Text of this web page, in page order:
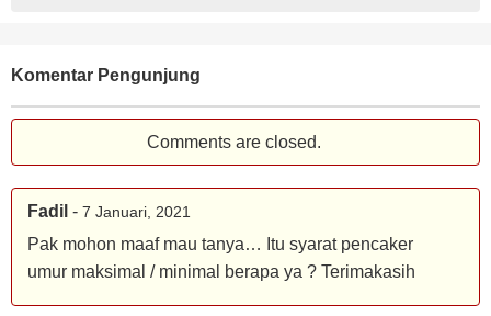
Komentar Pengunjung
Comments are closed.
Fadil - 7 Januari, 2021
Pak mohon maaf mau tanya… Itu syarat pencaker
umur maksimal / minimal berapa ya ? Terimakasih